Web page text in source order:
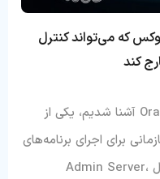
که می‌تواند کنترل
کند
در این مقاله با سرور Oracle WebLogic آشنا شدیم، یکی از
برای اجرای برنامه‌های
مبتنی بر Java EE. معماری آن، شامل Admin Server،